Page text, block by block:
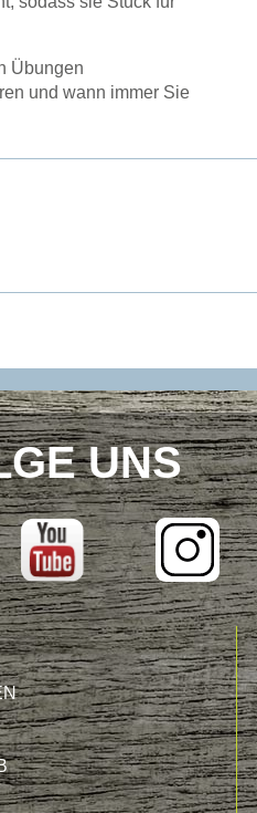
Übungen
und wann immer Sie
UNS